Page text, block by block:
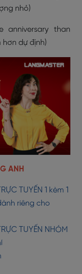
nhỏ)
than
hơn dự định)
ANH
TUYẾN 1 kèm 1
riêng cho
TUYẾN NHÓM